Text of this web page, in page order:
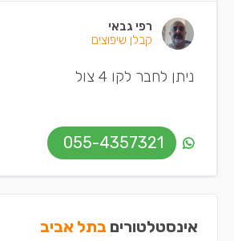
רפי גבאי
קבלן שיפוצים
ניתן לחבר לקו 4 צול
055-4357321
אינסטלטורים בתל אביב